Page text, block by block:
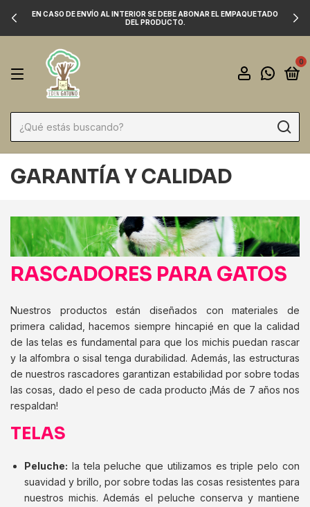
EN CASO DE ENVÍO AL INTERIOR SE DEBE ABONAR EL EMPAQUETADO
DEL PRODUCTO.
0
GARANTÍA Y CALIDAD
RASCADORES PARA GATOS
Nuestros productos están diseñados con materiales de
primera calidad, hacemos siempre hincapié en que la calidad
de las telas es fundamental para que los michis puedan rascar
y la alfombra o sisal tenga durabilidad. Además, las estructuras
de nuestros rascadores garantizan estabilidad por sobre todas
las cosas, dado el peso de cada producto ¡Más de 7 años nos
respaldan!
TELAS
Peluche: la tela peluche que utilizamos es triple pelo con
suavidad y brillo, por sobre todas las cosas resistentes para
nuestros michis. Además el peluche conserva y mantiene